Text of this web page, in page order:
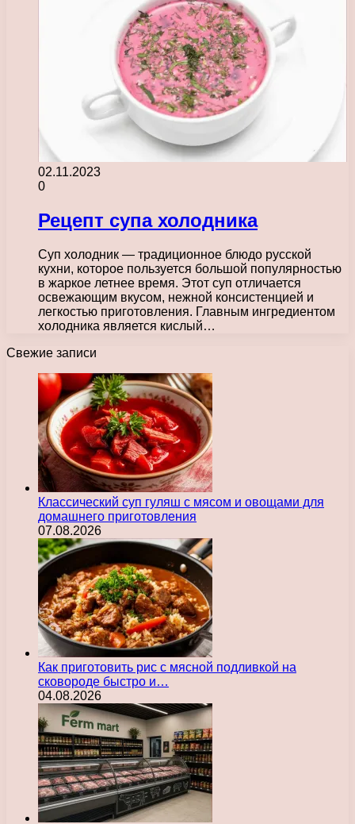
02.11.2023
0
Рецепт супа холодника
Суп холодник — традиционное блюдо русской
кухни, которое пользуется большой популярностью
в жаркое летнее время. Этот суп отличается
освежающим вкусом, нежной консистенцией и
легкостью приготовления. Главным ингредиентом
холодника является кислый…
Свежие записи
Классический суп гуляш с мясом и овощами для
домашнего приготовления
07.08.2026
Как приготовить рис с мясной подливкой на
сковороде быстро и…
04.08.2026